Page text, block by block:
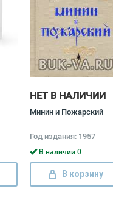
НЕТ В НАЛИЧИИ
Минин и Пожарский
Год издания: 1957
В наличии 0
В корзину